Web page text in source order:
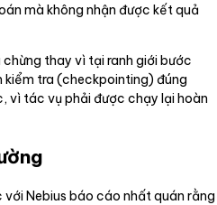
mà không nhận được kết quả
thay vì tại ranh giới bước
tra (checkpointing) đúng
vì tác vụ phải được chạy lại hoàn
Nebius báo cáo nhất quán rằng